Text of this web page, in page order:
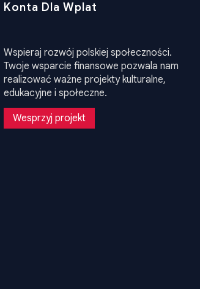
Konta Dla Wplat
Wspieraj rozwój polskiej społeczności.
Twoje wsparcie finansowe pozwala nam
realizować ważne projekty kulturalne,
edukacyjne i społeczne.
Wesprzyj projekt